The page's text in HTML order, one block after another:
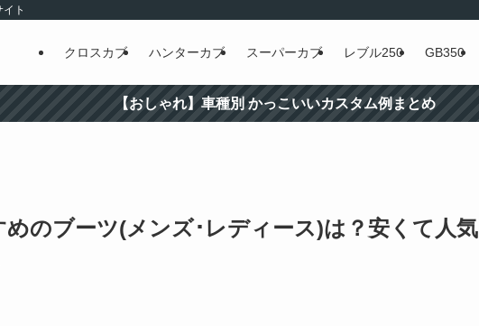
ト
クロスカブ ハンターカブ スーパーカブ レブル250 GB350
【おしゃれ】車種別 かっこいいカスタム例まとめ
めのブーツ(メンズ･レディース)は？安くて人気